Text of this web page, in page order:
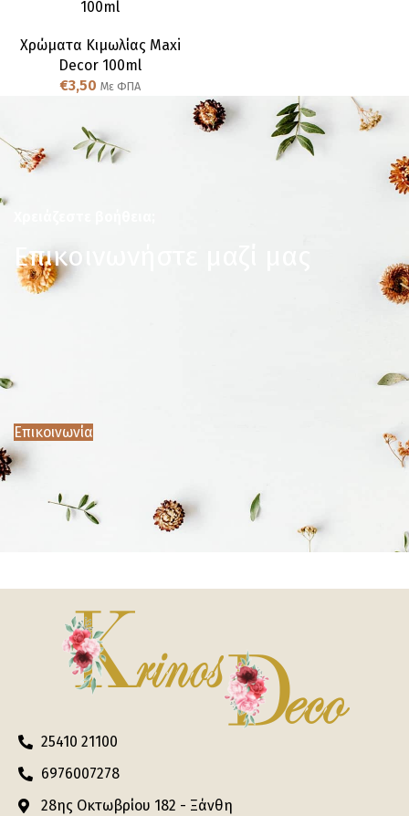
100ml
Χρώματα Κιμωλίας Maxi
Decor 100ml
€3,50 Με ΦΠΑ
Επικοινωνήστε μαζί μας
Επικοινωνία
25410 21100
6976007278
28ης Οκτωβρίου 182 - Ξάνθη